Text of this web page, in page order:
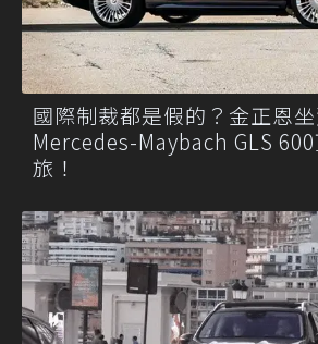
國際制裁都是假的？金正恩
Mercedes-Maybach GLS
旅！